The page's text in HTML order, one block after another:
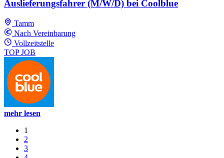
Auslieferungsfahrer (M/W/D) bei Coolblue
Tamm
Nach Vereinbarung
Vollzeitstelle
TOP JOB
mehr lesen
1
2
3